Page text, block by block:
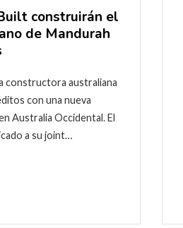
construirán el
de Mandurah
constructora australiana
con una nueva
Australia Occidental. El
a su joint…